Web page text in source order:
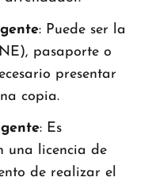
: Puede ser la
pasaporte o
presentar
copia.
: Es
una licencia de
de realizar el